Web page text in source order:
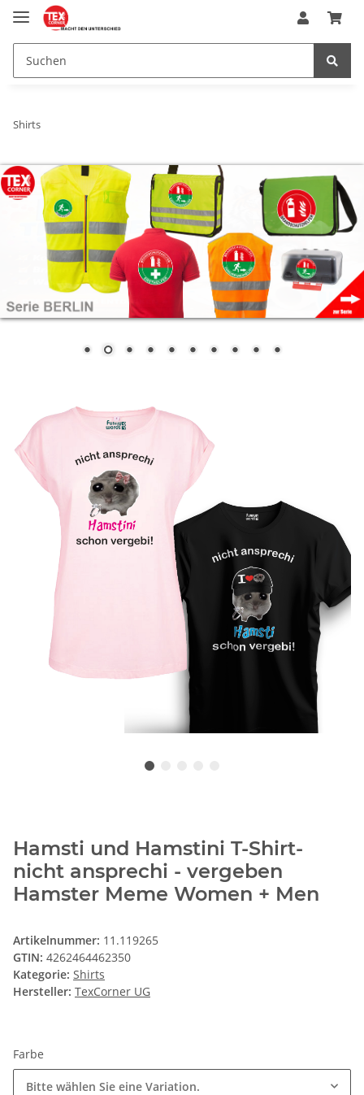
Shirts
Hamsti und Hamstini T-Shirt-
nicht ansprechi - vergeben
Hamster Meme Women + Men
Artikelnummer: 11.119265
GTIN: 4262464462350
Kategorie: Shirts
Hersteller: TexCorner UG
Farbe
Bitte wählen Sie eine Variation.